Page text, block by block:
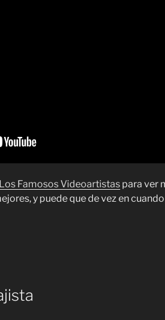
Los Famosos Videoartistas para ver
y puede que de vez en cuando